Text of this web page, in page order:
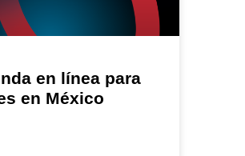
en línea para
en México